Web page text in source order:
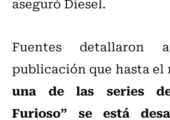
Fuentes detallaron
publicación que hasta el
una de las series
Furioso” se está